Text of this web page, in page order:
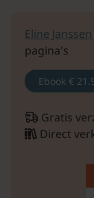
Eline Janssen
pagina's
Ebook €
Gratis
Direct